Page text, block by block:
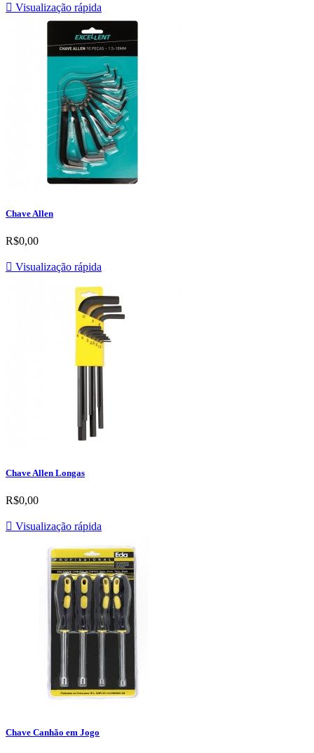
 Visualização rápida
Chave Allen
R$0,00
 Visualização rápida
Chave Allen Longas
R$0,00
 Visualização rápida
Chave Canhão em Jogo